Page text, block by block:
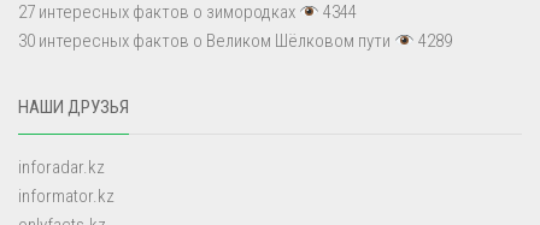
27 интересных фактов о зимородках
4344
30 интересных фактов о Великом Шёлковом пути
4289
НАШИ ДРУЗЬЯ
inforadar.kz
informator.kz